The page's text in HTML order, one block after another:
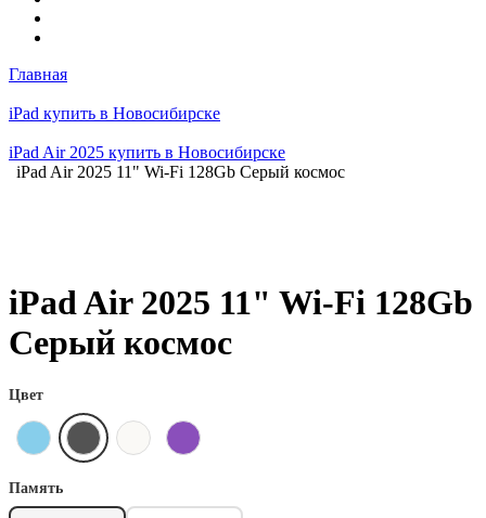
Главная
iPad купить в Новосибирске
iPad Air 2025 купить в Новосибирске
iPad Air 2025 11" Wi-Fi 128Gb Серый космос
iPad Air 2025 11" Wi-Fi 128Gb
Серый космос
Цвет
Память